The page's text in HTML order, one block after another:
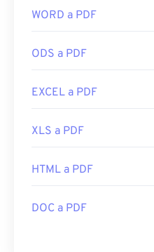
WORD a PDF
ODS a PDF
EXCEL a PDF
XLS a PDF
HTML a PDF
DOC a PDF